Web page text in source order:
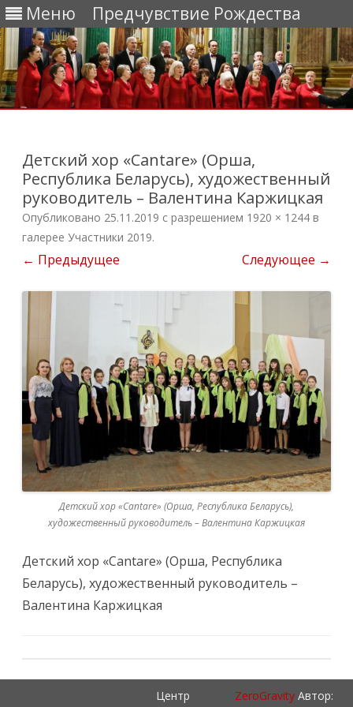
Меню Предчувствие Рождества
Детский хор «Cantare» (Орша,
Республика Беларусь), художественный
руководитель – Валентина Каржицкая
Опубликовано 25.11.2019 с разрешением 1920 × 1244 в
галерее Участники 2019.
← Предыдущее Следующее →
Детский хор «Cantare» (Орша, Республика Беларусь),
художественный руководитель – Валентина Каржицкая
Детский хор «Cantare» (Орша, Республика
Беларусь), художественный руководитель –
Валентина Каржицкая
Центр ZeroGravityАвтор: